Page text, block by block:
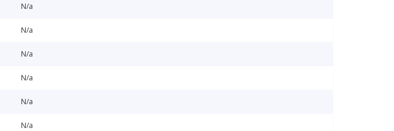
N/a
N/a
N/a
N/a
N/a
N/a